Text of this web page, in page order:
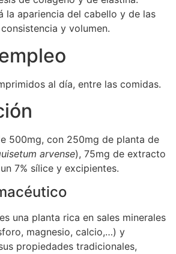
la apariencia del cabello y de las
y volumen.
al día, entre las comidas.
500mg, con 250mg de planta de
arvense), 75mg de extracto
7% sílice y excipientes.
una planta rica en sales minerales
magnesio, calcio,…) y
propiedades tradicionales,